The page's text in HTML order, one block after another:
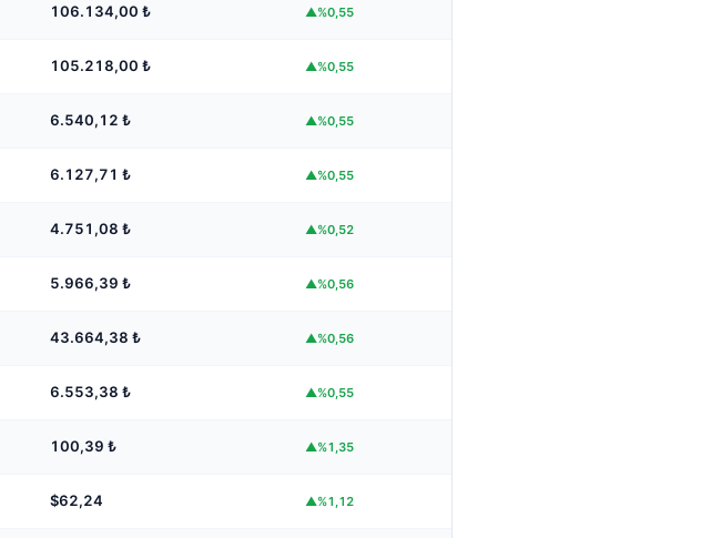
106.134,00 ₺ ▲%0,55
105.218,00 ₺ ▲%0,55
6.540,12 ₺ ▲%0,55
6.127,71 ₺ ▲%0,55
4.751,08 ₺ ▲%0,52
5.966,39 ₺ ▲%0,56
43.664,38 ₺ ▲%0,56
6.553,38 ₺ ▲%0,55
100,39 ₺ ▲%1,35
$62,24 ▲%1,12